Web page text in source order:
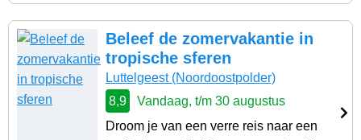
Beleef de zomervakantie in
tropische sferen
Luttelgeest(Noordoostpolder)
8,9
Vandaag, t/m 30 augustus
Droom je van een verre reis naar een